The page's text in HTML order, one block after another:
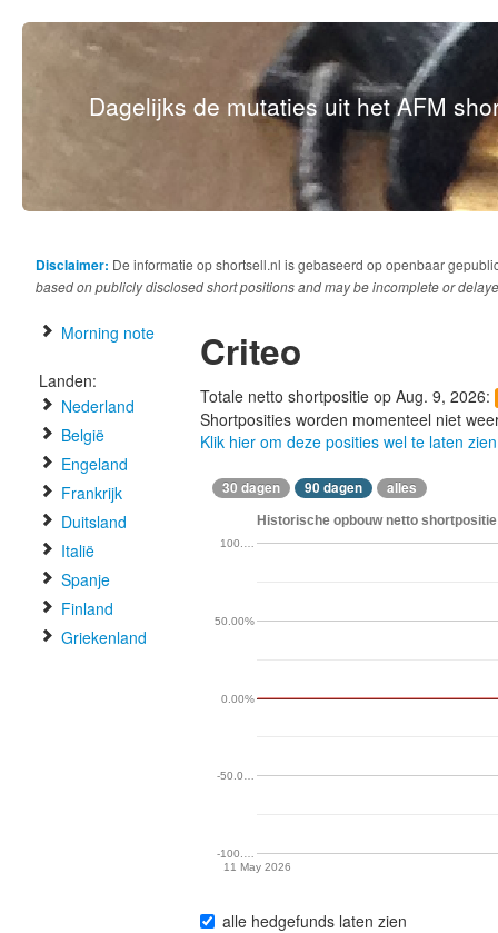
Dagelijks de mutaties uit het AFM
Disclaimer: De informatie op shortsell.nl is gebaseerd op openbaar
based on publicly disclosed short positions and may be incomplete or
Morning note
Landen:
Nederland
België
Engeland
Frankrijk
Duitsland
Italië
Spanje
Finland
Griekenland
Criteo
Totale netto shortpositie op Aug. 9, 2026:
Shortposities worden momenteel niet
Klik hier om deze posities wel te laten zien
30 dagen 90 dagen alles
Historische opbouw netto
11 May 2026
-100.…
-50.0…
0.00%
50.00%
100.…
alle hedgefunds laten zien